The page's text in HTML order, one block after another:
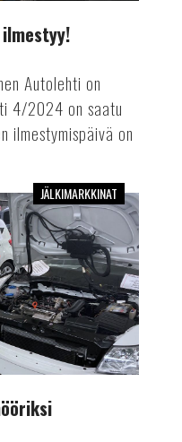
Autolehti on
4/2024 on saatu
ilmestymispäivä on
JÄLKIMARKKINAT